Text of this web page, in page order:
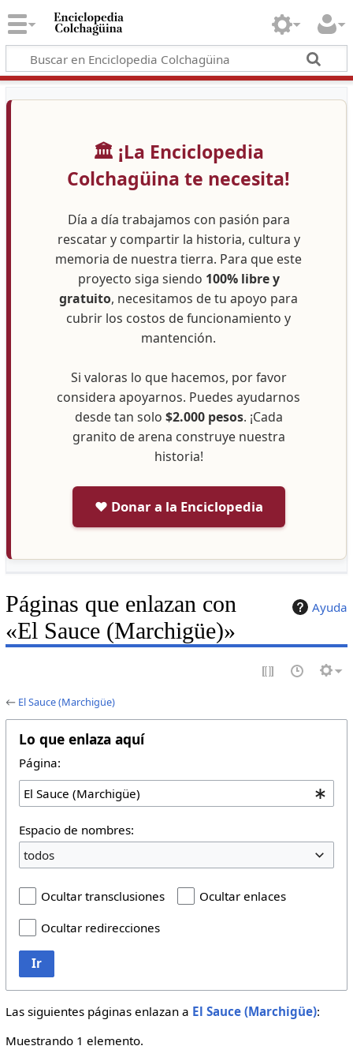
🏛️ ¡La Enciclopedia
Colchagüina te necesita!
Día a día trabajamos con pasión para
rescatar y compartir la historia, cultura y
memoria de nuestra tierra. Para que este
proyecto siga siendo 100% libre y
gratuito, necesitamos de tu apoyo para
cubrir los costos de funcionamiento y
mantención.
Si valoras lo que hacemos, por favor
considera apoyarnos. Puedes ayudarnos
desde tan solo $2.000 pesos. ¡Cada
granito de arena construye nuestra
historia!
❤️ Donar a la Enciclopedia
Ayuda
Páginas que enlazan con
«El Sauce (Marchigüe)»
← El Sauce (Marchigüe)
Lo que enlaza aquí
Página:
Espacio de nombres:
todos
Ocultar transclusiones
Ocultar enlaces
Ocultar redirecciones
Ir
Las siguientes páginas enlazan a El Sauce (Marchigüe):
Muestrando 1 elemento.